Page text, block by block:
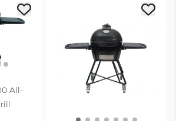
All-